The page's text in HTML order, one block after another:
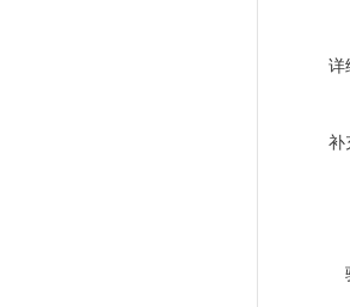
详
补